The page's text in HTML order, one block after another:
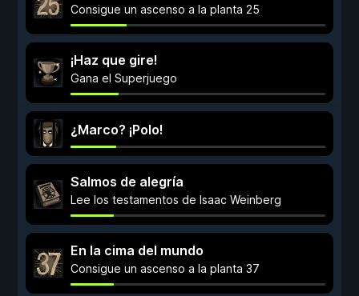
Consigue un ascenso a la planta 25
¡Haz que gire!
Gana el Superjuego
¿Marco? ¡Polo!
Salmos de alegría
Lee los testamentos de Isaac Weinberg
En la cima del mundo
Consigue un ascenso a la planta 37